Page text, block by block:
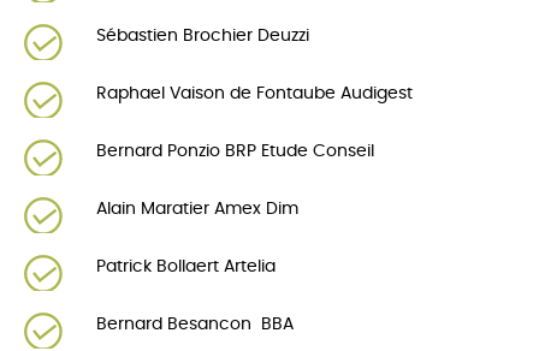
Sébastien Brochier Deuzzi
Raphael Vaison de Fontaube Audigest
Bernard Ponzio BRP Etude Conseil
Alain Maratier Amex Dim
Patrick Bollaert Artelia
Bernard Besancon BBA